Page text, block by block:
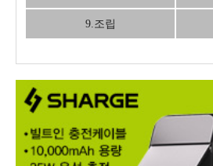
9.조립